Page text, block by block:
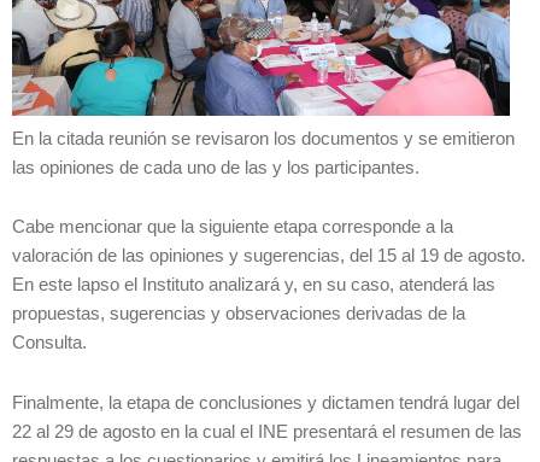
En la citada reunión se revisaron los documentos y se emitieron
las opiniones de cada uno de las y los participantes.
Cabe mencionar que la siguiente etapa corresponde a la
valoración de las opiniones y sugerencias, del 15 al 19 de agosto.
En este lapso el Instituto analizará y, en su caso, atenderá las
propuestas, sugerencias y observaciones derivadas de la
Consulta.
Finalmente, la etapa de conclusiones y dictamen tendrá lugar del
22 al 29 de agosto en la cual el INE presentará el resumen de las